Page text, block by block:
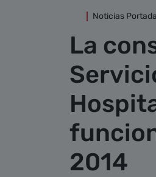
Noticias Portada
La
2014